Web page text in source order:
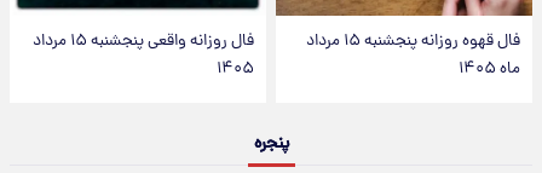
فال قهوه روزانه پنجشنبه ۱۵ مرداد
ماه ۱۴۰۵
فال روزانه واقعی پنجشنبه ۱۵ مرداد
۱۴۰۵
پنجره